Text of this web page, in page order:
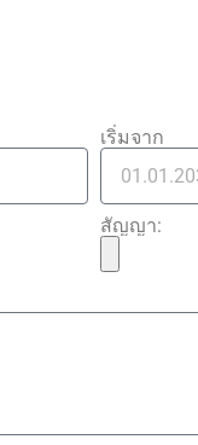
เริ่มจาก
สัญญา: